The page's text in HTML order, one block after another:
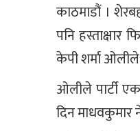
काठमाडौं ।
पनि हस्ताक्षार
केपी शर्मा ओलीले
ओलीले पार्टी
दिन